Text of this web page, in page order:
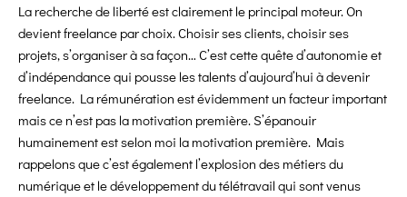
La recherche de liberté est clairement le principal moteur. On
devient freelance par choix. Choisir ses clients, choisir ses
projets, s’organiser à sa façon… C’est cette quête d’autonomie et
d’indépendance qui pousse les talents d’aujourd’hui à devenir
freelance. La rémunération est évidemment un facteur important
mais ce n’est pas la motivation première. S’épanouir
humainement est selon moi la motivation première. Mais
rappelons que c’est également l’explosion des métiers du
numérique et le développement du télétravail qui sont venus